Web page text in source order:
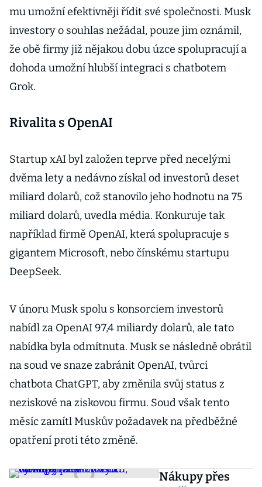
mu umožní efektivněji řídit své společnosti. Musk
investory o souhlas nežádal, pouze jim oznámil,
že obě firmy již nějakou dobu úzce spolupracují a
dohoda umožní hlubší integraci s chatbotem
Grok.
Rivalita s OpenAI
Startup xAI byl založen teprve před necelými
dvěma lety a nedávno získal od investorů deset
miliard dolarů, což stanovilo jeho hodnotu na 75
miliard dolarů, uvedla média. Konkuruje tak
například firmě OpenAI, která spolupracuje s
gigantem Microsoft, nebo čínskému startupu
DeepSeek.
V únoru Musk spolu s konsorciem investorů
nabídl za OpenAI 97,4 miliardy dolarů, ale tato
nabídka byla odmítnuta. Musk se následně obrátil
na soud ve snaze zabránit OpenAI, tvůrci
chatbota ChatGPT, aby změnila svůj status z
neziskové na ziskovou firmu. Soud však tento
měsíc zamítl Muskův požadavek na předběžné
opatření proti této změně.
Nákupy přes